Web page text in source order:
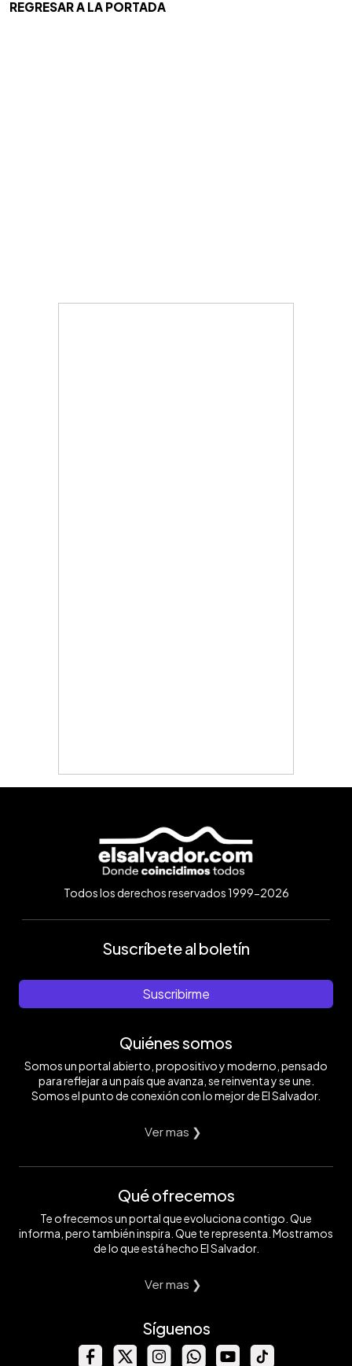
REGRESAR A LA PORTADA
Todos los derechos reservados 1999-2026
Suscríbete al boletín
Suscribirme
Quiénes somos
Somos un portal abierto, propositivo y moderno, pensado
para reflejar a un país que avanza, se reinventa y se une.
Somos el punto de conexión con lo mejor de El Salvador.
Ver mas ❯
Qué ofrecemos
Te ofrecemos un portal que evoluciona contigo. Que
informa, pero también inspira. Que te representa. Mostramos
de lo que está hecho El Salvador.
Ver mas ❯
Síguenos